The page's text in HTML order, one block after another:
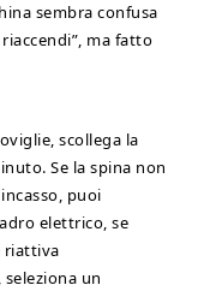
sembra confusa
ma fatto
scollega la
Se la spina non
puoi
elettrico, se
riattiva
un